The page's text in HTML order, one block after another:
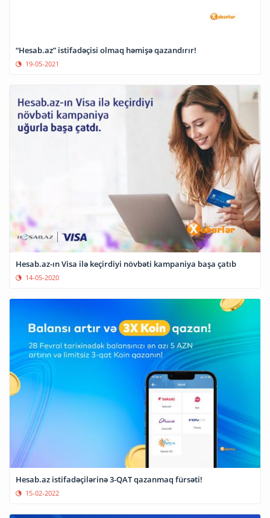
“Hesab.az” istifadəçisi olmaq həmişə qazandırır!
19-05-2021
Hesab.az-ın Visa ilə keçirdiyi növbəti kampaniya başa çatıb
14-05-2020
Hesab.az istifadəçilərinə 3-QAT qazanmaq fürsəti!
15-02-2022